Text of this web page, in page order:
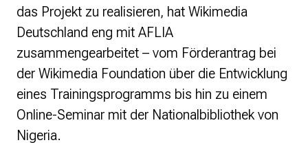
das Projekt zu realisieren, hat Wikimedia
Deutschland eng mit AFLIA
zusammengearbeitet – vom Förderantrag bei
der Wikimedia Foundation über die Entwicklung
eines Trainingsprogramms bis hin zu einem
Online-Seminar mit der Nationalbibliothek von
Nigeria.